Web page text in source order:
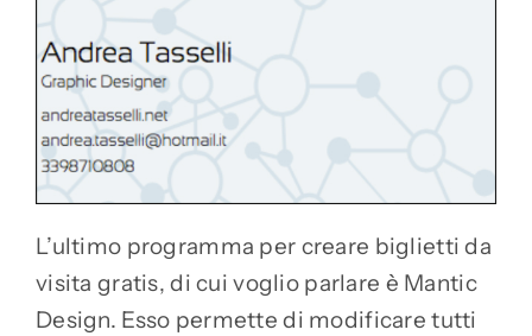
L’ultimo programma per creare biglietti da
visita gratis, di cui voglio parlare è Mantic
Design. Esso permette di modificare tutti